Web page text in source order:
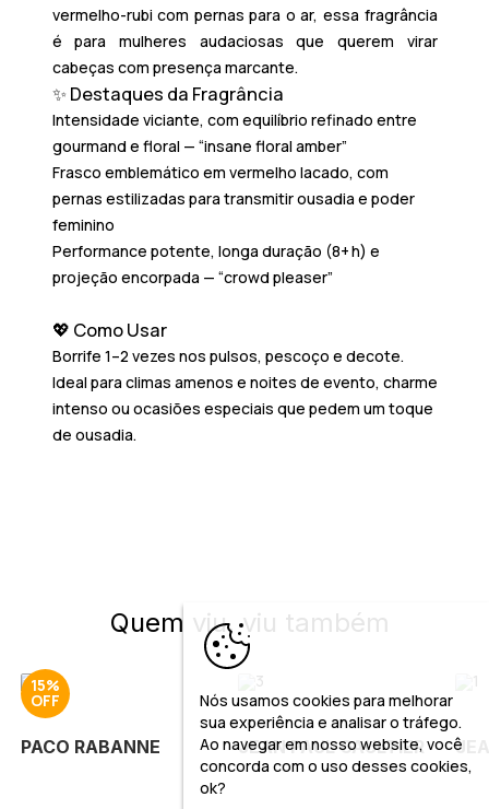
vermelho-rubi com pernas para o ar, essa fragrância
é para mulheres audaciosas que querem virar
cabeças com presença marcante.
✨ Destaques da Fragrância
Intensidade viciante, com equilíbrio refinado entre
gourmand e floral — “insane floral amber”
Frasco emblemático em vermelho lacado, com
pernas estilizadas para transmitir ousadia e poder
feminino
Performance potente, longa duração (8+ h) e
projeção encorpada — “crowd pleaser”
💖 Como Usar
Borrife 1–2 vezes nos pulsos, pescoço e decote.
Ideal para climas amenos e noites de evento, charme
intenso ou ocasiões especiais que pedem um toque
de ousadia.
Quem viu, viu também
15%
PACO RABANNE JEAN PAUL GAULTIER
Nós usamos cookies para melhorar
sua experiência e analisar o tráfego.
Ao navegar em nosso website, você
concorda com o uso desses cookies,
ok?